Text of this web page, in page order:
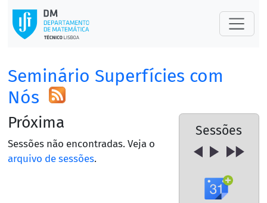
Seminário Superfícies com
Nós
Sessões
Próxima
Sessões não encontradas. Veja o
arquivo de sessões.